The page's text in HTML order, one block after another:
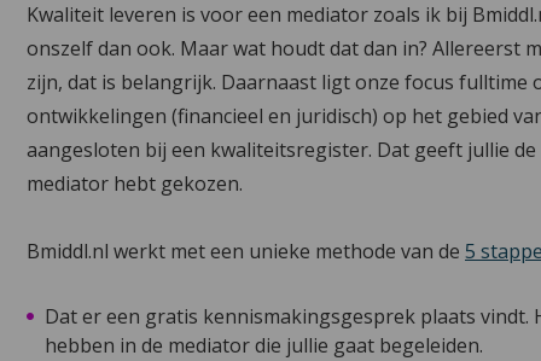
Kwaliteit leveren is voor een mediator zoals ik bij
onszelf dan ook. Maar wat houdt dat dan in? Allereerst
zijn, dat is belangrijk. Daarnaast ligt onze focus fulltime
ontwikkelingen (financieel en juridisch) op het gebied
aangesloten bij een kwaliteitsregister. Dat geeft jullie
mediator hebt gekozen.
Bmiddl.nl werkt met een unieke methode van de 5
Dat er een gratis kennismakingsgesprek plaats
hebben in de mediator die jullie gaat begeleiden.